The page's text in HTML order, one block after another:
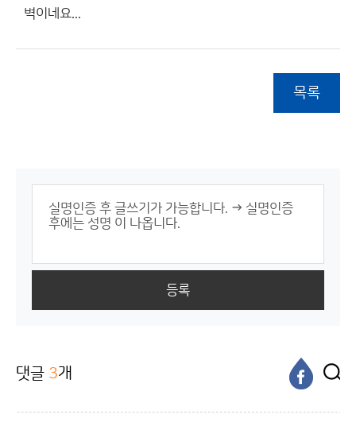
벽이네요...
목록
등록
댓글 3개